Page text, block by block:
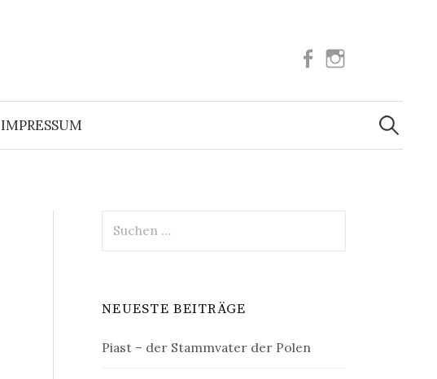
Facebook
IMPRESSUM
Suchen
nach:
nach:
NEUESTE BEITRÄGE
Piast – der Stammvater der Polen